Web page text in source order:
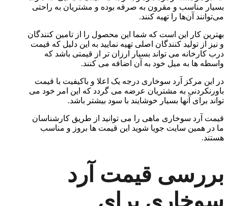
بسیار مناسب و مقرون به صرفه بوده و مشتریان به راحتی
می‌توانند آن‌ها را تهیه کنند.
بهترین کار این است که شما این محصول را از تامین کنندگان
و نیز از تولید کنندگان اصلی تهیه نمایید به این دلیل که قیمت
درب کارخانه می تواند بسیار ارزان تر از قیمتی باشد که
واسطه ها به میل خود به آن اضافه می کنند.
در این مرکز آرد سوخاری درجه یک اعلا و باکیفیت با قیمت
باورنکردنی به مشتریان عرضه می گردد که این امر خود می
تواند برای آنها بسیار خوشایند با سود بیشتر باشد.
قیمت آرد سوخاری ماهی را می توانید از طریق کارشناسان
ما در همین سایت جویا شوید این قیمت ها بروز و مناسب
هستند.
بررسی قیمت آرد